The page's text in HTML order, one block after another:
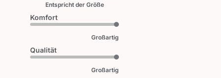
Entspricht der Größe
Komfort
Großartig
Qualität
Großartig